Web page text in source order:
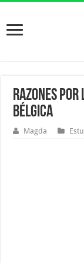
Razones por
Bélgica
Magda